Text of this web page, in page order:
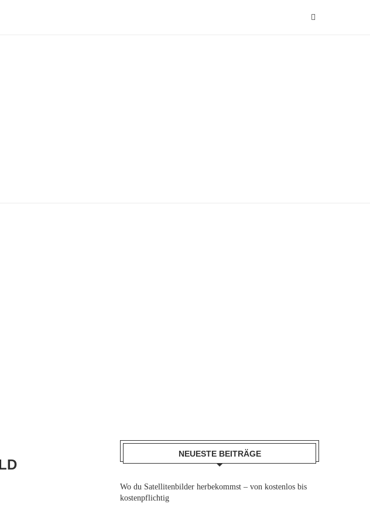
NEUESTE BEITRÄGE
Wo du Satellitenbilder herbekommst – von kostenlos bis
kostenpflichtig